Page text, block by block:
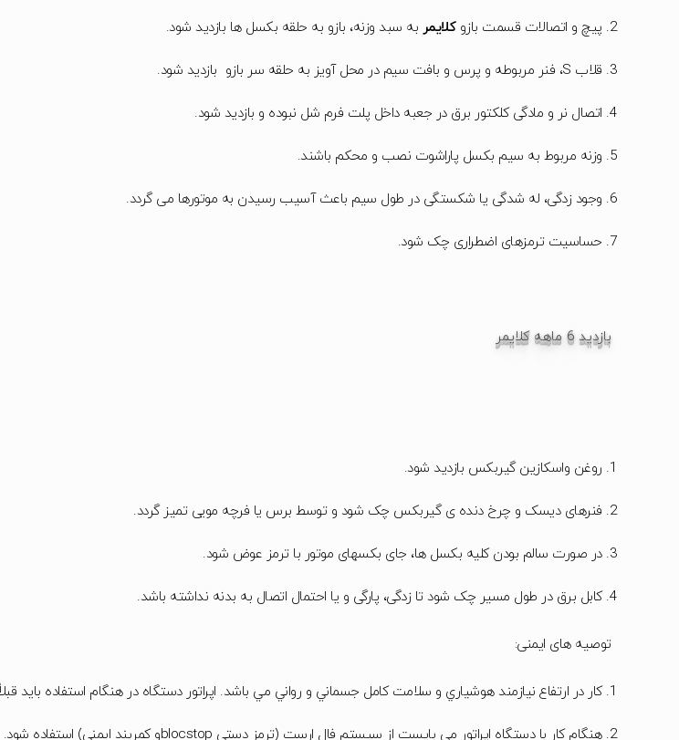
پیچ و اتصالات قسمت بازوکلایمر به سبد وزنه، بازو به حلقه بکسل ها بازدید شود.
قلاب S، فنر مربوطه و پرس و بافت سیم در محل آویز به حلقه سر بازو بازدید شود.
اتصال نر و مادگی کلکتور برق در جعبه داخل پلت فرم شل نبوده و بازدید شود.
وزنه مربوط به سیم بکسل پاراشوت نصب و محکم باشند.
وجود زدگی، له شدگی یا شکستگی در طول سیم باعث آسیب رسیدن به موتورها می گردد.
حساسیت ترمزهای اضطراری چک شود.
بازدید 6 ماهه کلایمر
روغن واسکازین گیربکس بازدید شود.
فنرهای دیسک و چرخ دنده ی گیربکس چک شود و توسط برس یا فرچه مویی تمیز گردد.
در صورت سالم بودن کلیه بکسل ها، جای بکسهای موتور با ترمز عوض شود.
کابل برق در طول مسیر چک شود تا زدگی، پارگی و یا احتمال اتصال به بدنه نداشته باشد.
توصیه های ایمنی:
كار در ارتفاع نيازمند هوشياري و سلامت كامل جسماني و رواني مي باشد. اپراتور دستگاه در هنگام استفاده بايد
هنگام كار با دستگاه اپراتور می بایست از سیستم فال ارست (ترمز دستی blocstopو كمربند ايمني) استفاده شود.